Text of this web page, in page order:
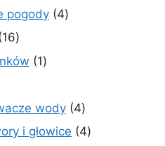
pogody 44
1616
produktów
11
wody 44
produkty
i głowice 44